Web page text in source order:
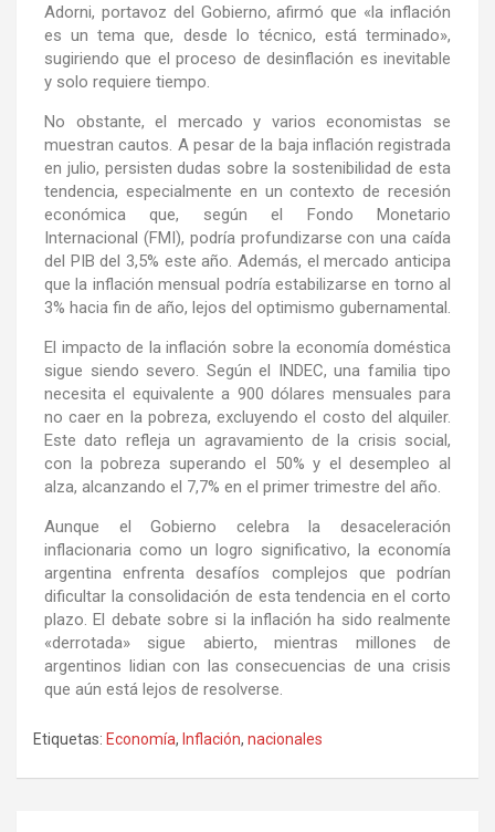
Adorni, portavoz del Gobierno, afirmó que «la inflación
es un tema que, desde lo técnico, está terminado»,
sugiriendo que el proceso de desinflación es inevitable
y solo requiere tiempo.
No obstante, el mercado y varios economistas se
muestran cautos. A pesar de la baja inflación registrada
en julio, persisten dudas sobre la sostenibilidad de esta
tendencia, especialmente en un contexto de recesión
económica que, según el Fondo Monetario
Internacional (FMI), podría profundizarse con una caída
del PIB del 3,5% este año. Además, el mercado anticipa
que la inflación mensual podría estabilizarse en torno al
3% hacia fin de año, lejos del optimismo gubernamental.
El impacto de la inflación sobre la economía doméstica
sigue siendo severo. Según el INDEC, una familia tipo
necesita el equivalente a 900 dólares mensuales para
no caer en la pobreza, excluyendo el costo del alquiler.
Este dato refleja un agravamiento de la crisis social,
con la pobreza superando el 50% y el desempleo al
alza, alcanzando el 7,7% en el primer trimestre del año.
Aunque el Gobierno celebra la desaceleración
inflacionaria como un logro significativo, la economía
argentina enfrenta desafíos complejos que podrían
dificultar la consolidación de esta tendencia en el corto
plazo. El debate sobre si la inflación ha sido realmente
«derrotada» sigue abierto, mientras millones de
argentinos lidian con las consecuencias de una crisis
que aún está lejos de resolverse.
Etiquetas: Economía, Inflación, nacionales